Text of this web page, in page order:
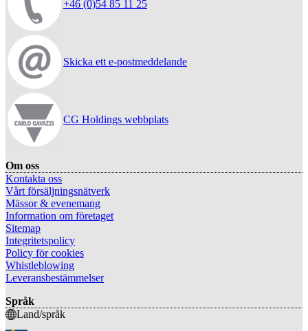
+46 (0)54 85 11 25
Skicka ett e-postmeddelande
CG Holdings webbplats
Om oss
Kontakta oss
Vårt försäljningsnätverk
Mässor & evenemang
Information om företaget
Sitemap
Integritetspolicy
Policy för cookies
Whistleblowing
Leveransbestämmelser
Språk
Land/språk